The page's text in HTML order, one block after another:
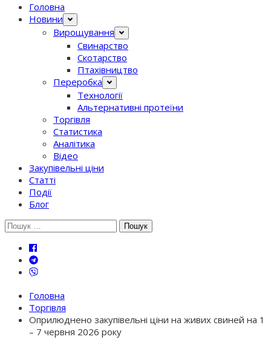
Головна
Новини
Вирощування
Свинарство
Скотарство
Птахівництво
Переробка
Технології
Альтернативні протеїни
Торгівля
Статистика
Аналітика
Відео
Закупівельні ціни
Статті
Події
Блог
Шукати:
Головна
Торгівля
Оприлюднено закупівельні ціни на живих свиней на 1
– 7 червня 2026 року